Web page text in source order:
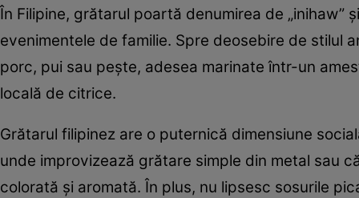
În Filipine, grătarul poartă denumirea de
evenimentele de familie. Spre deosebire de stilul
porc, pui sau pește, adesea marinate într-un
locală de citrice.
Grătarul filipinez are o puternică dimensiune
unde improvizează grătare simple din metal sau
colorată și aromată. În plus, nu lipsesc sosurile